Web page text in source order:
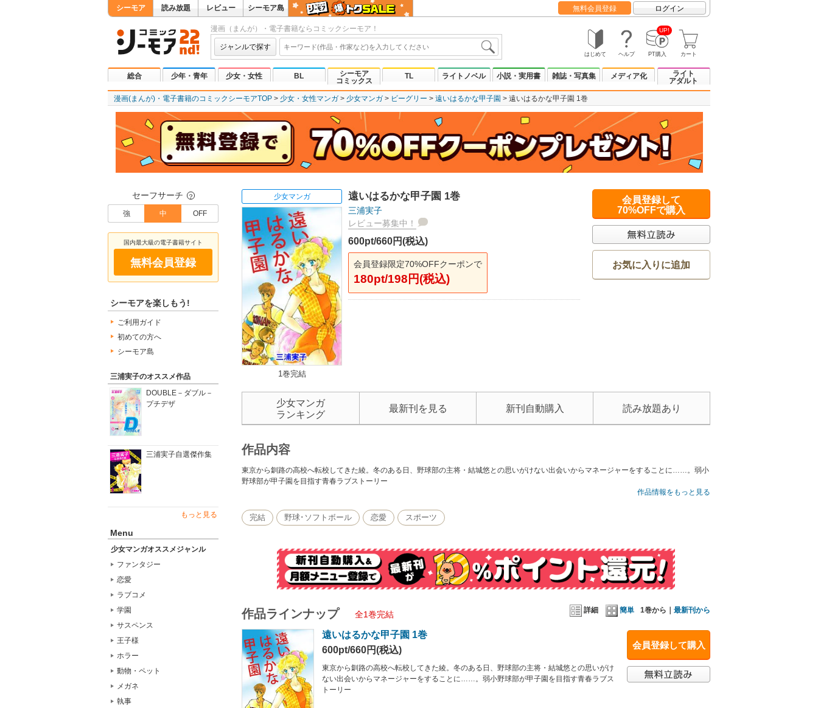
シーモア 読み放題 レビュー シーモア島 無料会員登録 ログイン
漫画（まんが）・電子書籍ならコミックシーモア！
ジャンルで探す
はじめて ヘルプ
UP!
PT購入 カート
総合 少年・青年 少女・女性 BL
シーモア
コミックス
TL ライトノベル 小説・実用書 雑誌・写真集 メディア化
ライト
アダルト
漫画(まんが)・電子書籍のコミックシーモアTOP 少女・女性マンガ 少女マンガ ビーグリー 遠いはるかな甲子園 遠いはるかな甲子園 1巻
セーフサーチ ？
強 中 OFF
国内最大級の電子書籍サイト
無料会員登録
シーモアを楽しもう!
ご利用ガイド
初めての方へ
シーモア島
三浦実子のオススメ作品
DOUBLE－ダブル－
プチデザ
三浦実子自選傑作集
もっと見る
Menu
少女マンガオススメジャンル
ファンタジー
恋愛
ラブコメ
学園
サスペンス
王子様
ホラー
動物・ペット
メガネ
執事
少女マンガ
1巻完結
遠いはるかな甲子園 1巻
三浦実子
レビュー募集中！
600pt/660円(税込)
会員登録限定70%OFFクーポンで
180pt/198円(税込)
会員登録して
70%OFFで購入
お気に入りに追加
少女マンガ
ランキング
最新刊を見る 新刊自動購入 読み放題あり
作品内容
東京から釧路の高校へ転校してきた綾。冬のある日、野球部の主将・結城悠との思いがけない出会いからマネージャーをすることに……。弱小
野球部が甲子園を目指す青春ラブストーリー
作品情報をもっと見る
完結 野球･ソフトボール 恋愛 スポーツ
詳細 簡単 1巻から｜ 最新刊から
作品ラインナップ 全1巻完結
会員登録して購入
遠いはるかな甲子園 1巻
600pt/660円(税込)
東京から釧路の高校へ転校してきた綾。冬のある日、野球部の主将・結城悠との思いがけ
ない出会いからマネージャーをすることに……。弱小野球部が甲子園を目指す青春ラブス
トーリー